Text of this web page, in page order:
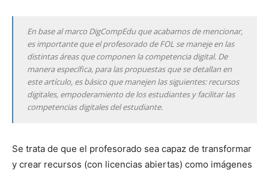
En base al marco DigCompEdu que acabamos de mencionar,
es importante que el profesorado de FOL se maneje en las
distintas áreas que componen la competencia digital. De
manera específica, para las propuestas que se detallan en
este artículo, es básico que manejen las siguientes: recursos
digitales, empoderamiento de los estudiantes y facilitar las
competencias digitales del estudiante.
Se trata de que el profesorado sea capaz de transformar
y crear recursos (con licencias abiertas) como imágenes